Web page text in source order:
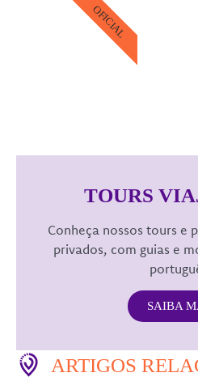
TOURS
Conheça nossos tours e
privados, com guias e
SAIBA
OFICIAL
ARTIGOS